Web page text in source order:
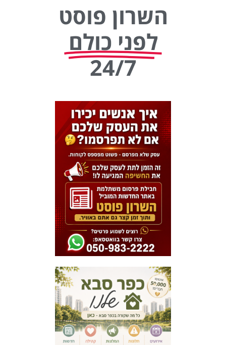
השרון פוסט
לפני כולם
24/7